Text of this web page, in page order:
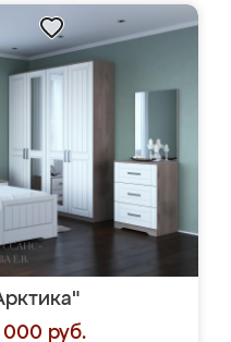
000 руб.